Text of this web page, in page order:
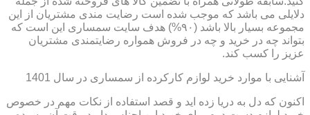
دلایلی می باشد که موجب شده است رضایت مندی مشتریان از این
مجموعه بسیار بالا باشد (۹۰%) هدف سایت سمساری این است که
بتواند چه در خرید و چه در فروش همواره رضایتمندی مشتریان
عزیز را کسب کند.
آشنایی با موارد خرید لوازم کارکرده از سمساری در سال 1401
اکنون که دل به دریا زده اید و قصد استفاده از نکات مهم در خصوص